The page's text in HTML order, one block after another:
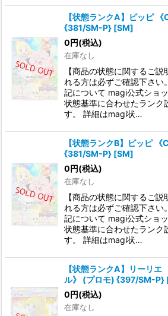
【状態ランクA】ピッピ
{381/SM-P} [SM]
0円(税込)
在庫なし
【商品の状態に関するご
れる方は必ずご確認下さい
記について magi公式ショ
状態基準に合わせたランク
す。 詳細はmagi状…
【状態ランクB】ピッピ
{381/SM-P} [SM]
0円(税込)
在庫なし
【商品の状態に関するご
れる方は必ずご確認下さい
記について magi公式ショ
状態基準に合わせたランク
す。 詳細はmagi状…
【状態ランクA】リーリエ
ル》 (プロモ) {397/SM-P}
0円(税込)
在庫なし